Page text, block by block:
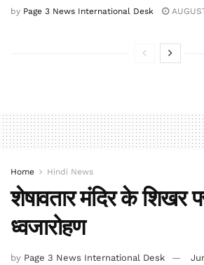
by Page 3 News International Desk
Home Hindi News
शेषावतार मंदिर के शिखर
ध्वजारोहण
by Page 3 News International Desk